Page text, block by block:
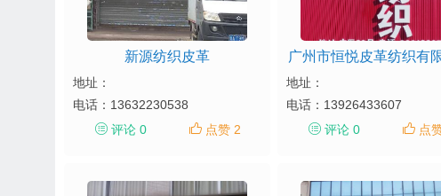
新源纺织皮革
地址：
电话： 13632230538
评论 0
点赞 2
广州市恒悦皮革纺织有
地址：
电话： 13926433607
评论 0
点